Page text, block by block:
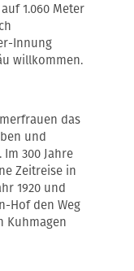
1.060 Meter
Innung
willkommen.
das
und
300 Jahre
Zeitreise in
1920 und
Hof den Weg
Kuhmagen